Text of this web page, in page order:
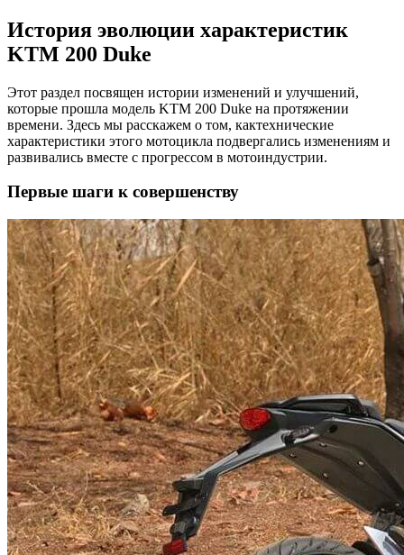
История эволюции характеристик
KTM 200 Duke
Этот раздел посвящен истории изменений и улучшений,
которые прошла модель KTM 200 Duke на протяжении
времени. Здесь мы расскажем о том, кактехнические
характеристики этого мотоцикла подвергались изменениям и
развивались вместе с прогрессом в мотоиндустрии.
Первые шаги к совершенству